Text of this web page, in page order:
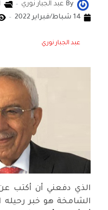
By عبد الجبار نوري
14 شباط/فبراير 2022
عبد الجبار نوري
الذي دفعني أن أكتب عن
الشامخة هو خبر رحيله